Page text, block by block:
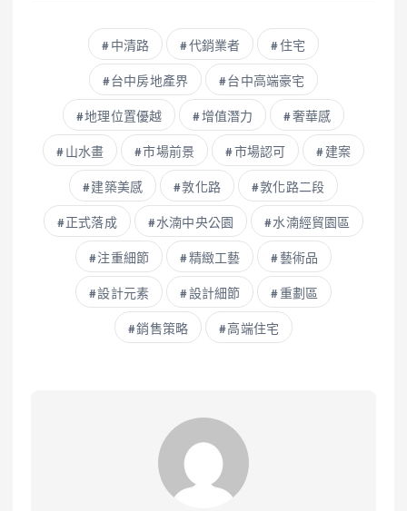
中清路 代銷業者 住宅
台中房地產界 台中高端豪宅
地理位置優越 增值潛力 奢華感
山水畫 市場前景 市場認可 建案
建築美感 敦化路 敦化路二段
正式落成 水湳中央公園 水湳經貿園區
注重細節 精緻工藝 藝術品
設計元素 設計細節 重劃區
銷售策略 高端住宅